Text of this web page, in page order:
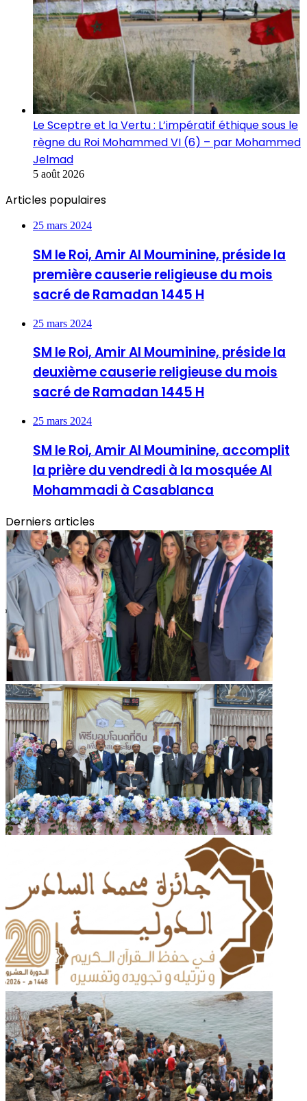
Le Sceptre et la Vertu : L’impératif éthique sous le
règne du Roi Mohammed VI (6) – par Mohammed
Jelmad
5 août 2026
Articles populaires
25 mars 2024
SM le Roi, Amir Al Mouminine, préside la
première causerie religieuse du mois
sacré de Ramadan 1445 H
25 mars 2024
SM le Roi, Amir Al Mouminine, préside la
deuxième causerie religieuse du mois
sacré de Ramadan 1445 H
25 mars 2024
SM le Roi, Amir Al Mouminine, accomplit
la prière du vendredi à la mosquée Al
Mohammadi à Casablanca
Derniers articles